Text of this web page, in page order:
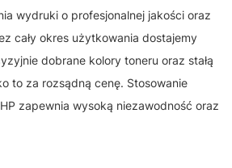
wydruki o profesjonalnej jakości oraz
cały okres użytkowania dostajemy
dobrane kolory toneru oraz stałą
to za rozsądną cenę. Stosowanie
zapewnia wysoką niezawodność oraz